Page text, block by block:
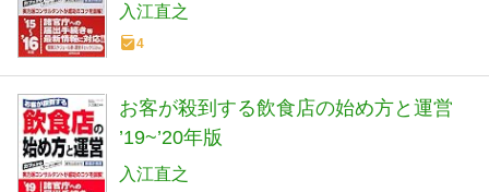
入江直之
4
お客が殺到する飲食店の始め方と運営
’19~’20年版
入江直之